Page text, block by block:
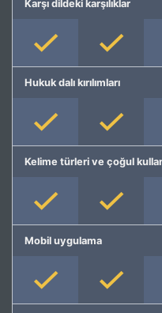
Karşı dildeki karşılıklar
Hukuk dalı kırılımları
Kelime türleri ve çoğul
Mobil uygulama